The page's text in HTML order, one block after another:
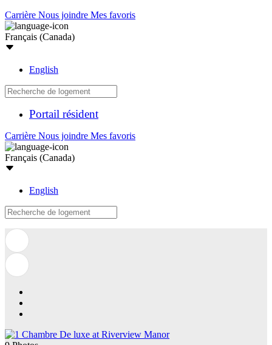
Carrière Nous joindre Mes favoris
Français (Canada)
English
Portail résident
Carrière Nous joindre Mes favoris
Français (Canada)
English